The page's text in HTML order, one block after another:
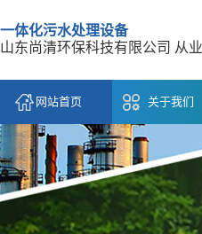
一体化污水处理设备
山东尚清环保科技有限公司 从
网站首页 关于我们